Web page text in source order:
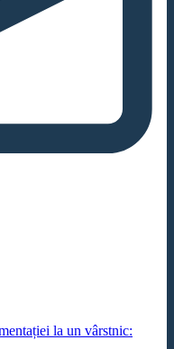
la un vârstnic: